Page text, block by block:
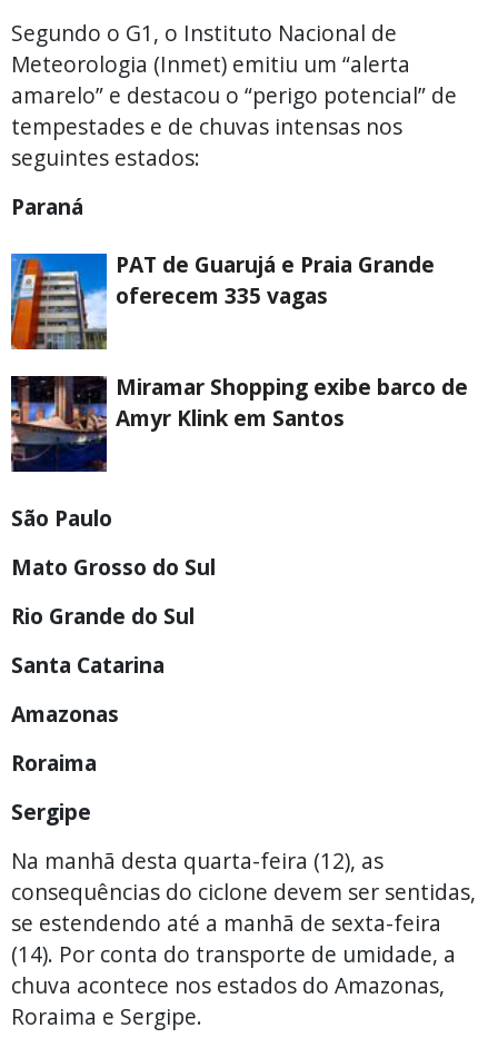
Segundo o G1, o Instituto Nacional de
Meteorologia (Inmet) emitiu um “alerta
amarelo” e destacou o “perigo potencial” de
tempestades e de chuvas intensas nos
seguintes estados:
Paraná
PAT de Guarujá e Praia Grande
oferecem 335 vagas
Miramar Shopping exibe barco de
Amyr Klink em Santos
São Paulo
Mato Grosso do Sul
Rio Grande do Sul
Santa Catarina
Amazonas
Roraima
Sergipe
Na manhã desta quarta-feira (12), as
consequências do ciclone devem ser sentidas,
se estendendo até a manhã de sexta-feira
(14). Por conta do transporte de umidade, a
chuva acontece nos estados do Amazonas,
Roraima e Sergipe.